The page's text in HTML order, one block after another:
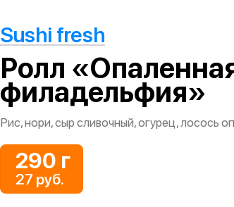
Sushi fresh
Ролл
филадельфия»
Рис, нори, сыр сливочный, огурец, лосось
290 г
27 руб.